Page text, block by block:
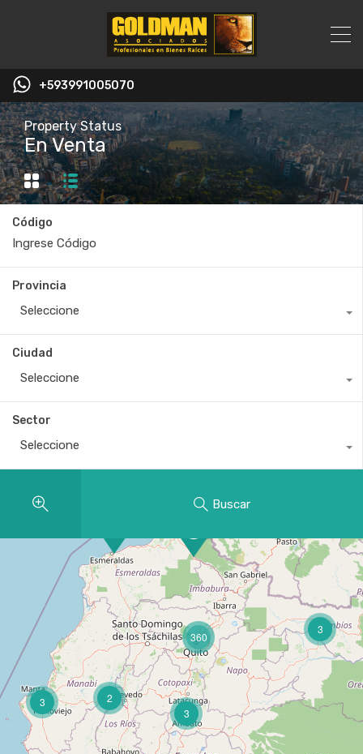
+593991005070
Property Status
En Venta
Código
Provincia
Seleccione
Ciudad
Seleccione
Sector
Seleccione
Buscar
3 2
3
3
360